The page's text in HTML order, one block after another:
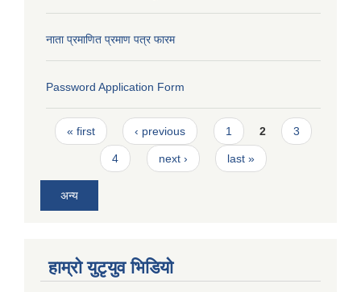
नाता प्रमाणित प्रमाण पत्र फारम
Password Application Form
Pages
« first ‹ previous 1 2 3
4 next › last »
अन्य
हाम्राे युटृयुव भिडियाे